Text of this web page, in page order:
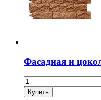
Фасадная и